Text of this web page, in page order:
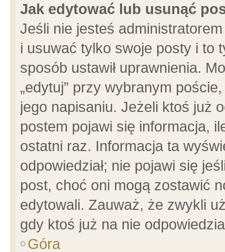
Jak edytować lub usunąć
Jeśli nie jesteś
i usuwać tylko swoje posty i to
sposób ustawił uprawnienia.
„edytuj” przy wybranym
jego napisaniu. Jeżeli ktoś już
postem pojawi się informacja,
ostatni raz. Informacja ta
odpowiedział; nie pojawi się
post, choć oni mogą zostawić
edytowali. Zauważ, że zwykli
gdy ktoś już na nie
Góra